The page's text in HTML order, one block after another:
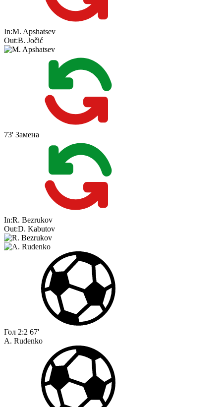
In:M. Apshatsev
Out:B. Jočić
73' Замена
In:R. Bezrukov
Out:D. Kabutov
Гол 2:2 67'
A. Rudenko